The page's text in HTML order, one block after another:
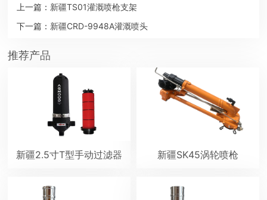
上一篇： 新疆TS01灌溉喷枪支架
下一篇： 新疆CRD-9948A灌溉喷头
推荐产品
新疆2.5寸T型手动过滤器 新疆SK45涡轮喷枪